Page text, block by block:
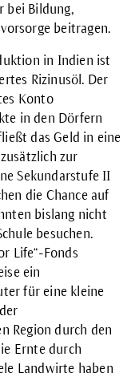
bei Bildung,
beitragen.
in Indien ist
Rizinusöl. Der
Konto
in den Dörfern
das Geld in eine
zur
Sekundarstufe II
die Chance auf
bislang nicht
besuchen.
Life“-Fonds
ein
für eine kleine
Region durch den
Ernte durch
Landwirte haben